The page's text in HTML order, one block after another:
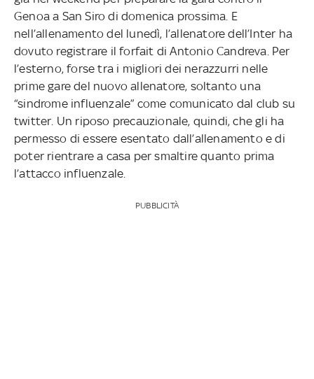
Genoa a San Siro di domenica prossima. E
nell’allenamento del lunedì, l’allenatore dell’Inter ha
dovuto registrare il forfait di Antonio Candreva. Per
l’esterno, forse tra i migliori dei nerazzurri nelle
prime gare del nuovo allenatore, soltanto una
“sindrome influenzale” come comunicato dal club su
twitter. Un riposo precauzionale, quindi, che gli ha
permesso di essere esentato dall’allenamento e di
poter rientrare a casa per smaltire quanto prima
l’attacco influenzale.
PUBBLICITÀ